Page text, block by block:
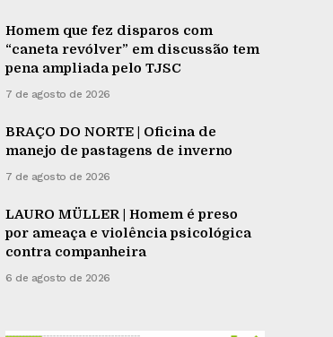
Homem que fez disparos com
“caneta revólver” em discussão tem
pena ampliada pelo TJSC
7 de agosto de 2026
BRAÇO DO NORTE | Oficina de
manejo de pastagens de inverno
7 de agosto de 2026
LAURO MÜLLER | Homem é preso
por ameaça e violência psicológica
contra companheira
6 de agosto de 2026